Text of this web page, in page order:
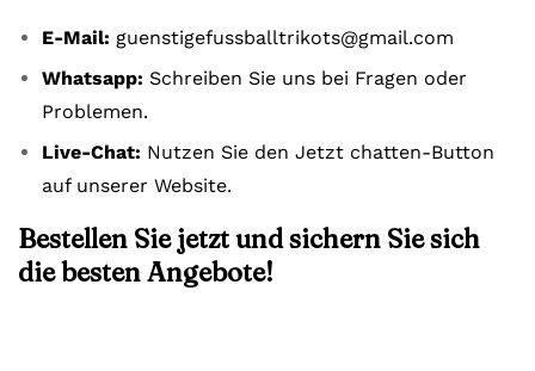
E-Mail: guenstigefussballtrikots@gmail.com
Whatsapp: Schreiben Sie uns bei Fragen oder
Problemen.
Live-Chat: Nutzen Sie den Jetzt chatten-Button
auf unserer Website.
Bestellen Sie jetzt und sichern Sie sich
die besten Angebote!